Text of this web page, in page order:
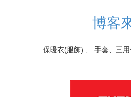
博客
保暖衣(服飾) 、 手套、三